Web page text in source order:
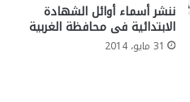
ننشر أسماء أوائل الشهادة
الابتدائية فى محافظة الغربية
31 مايو، 2014